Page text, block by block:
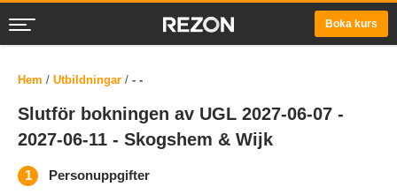
Boka kurs
Hem / Utbildningar / - -
Slutför bokningen av UGL 2027-06-07 -
2027-06-11 - Skogshem & Wijk
Personuppgifter